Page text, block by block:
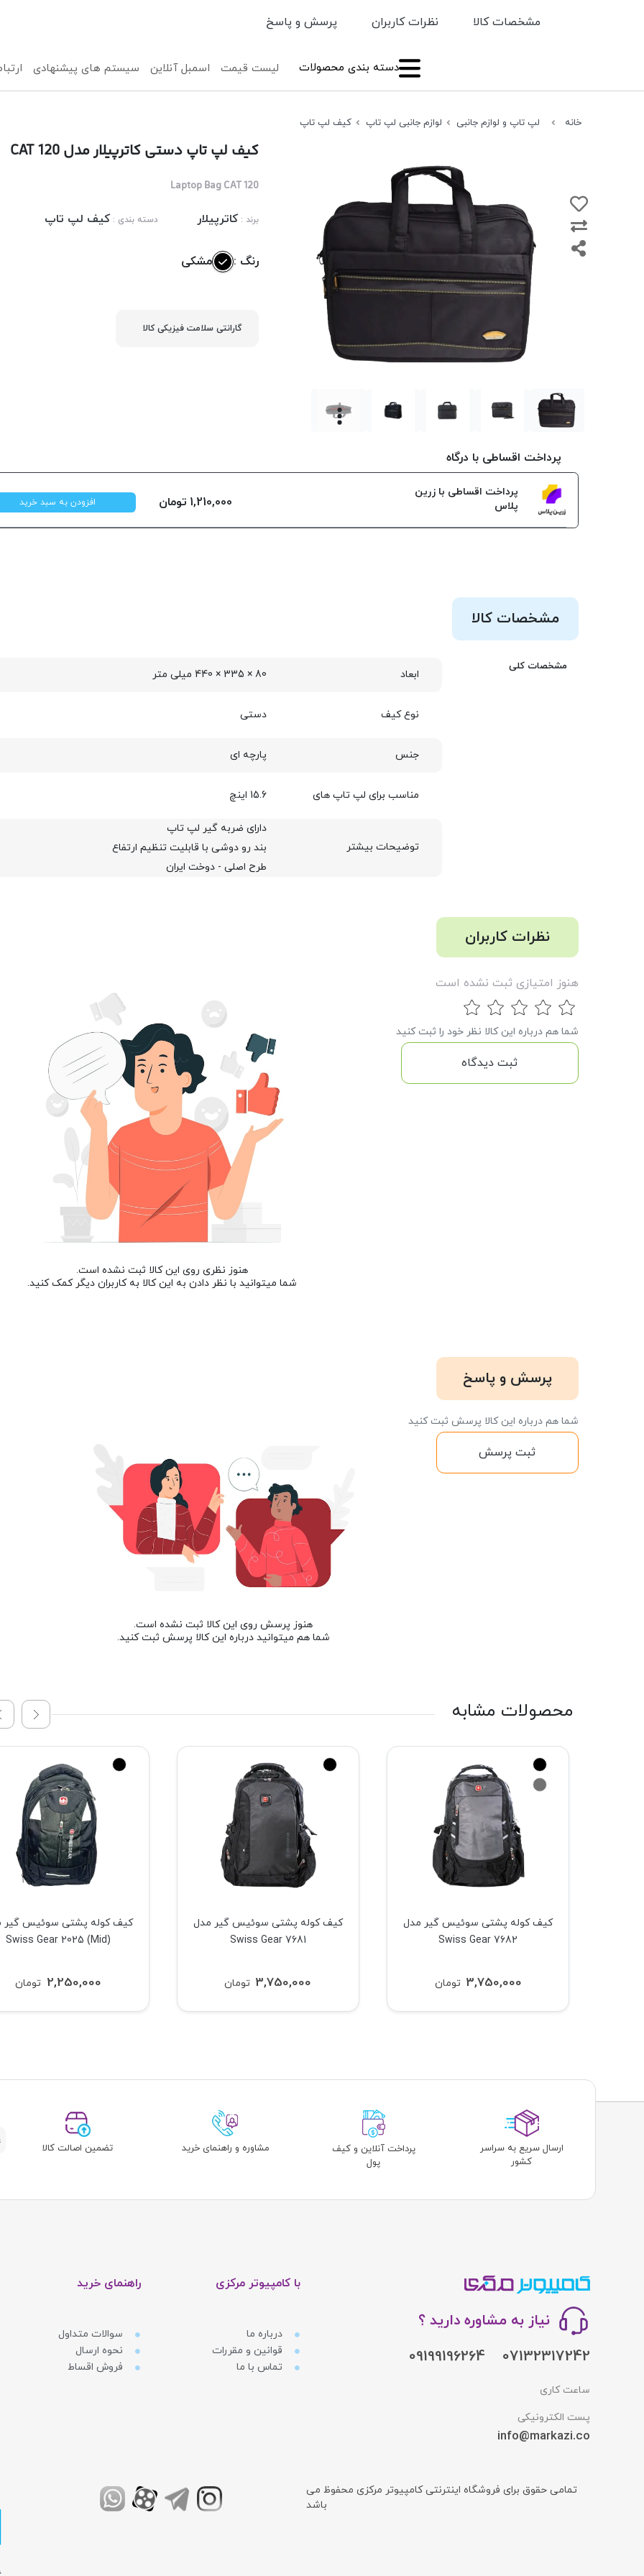
لیست قیمت اسمبل آنلاین سیستم های پیشنهادی دسته بندی محصولات
مشخصات کالا نظرات کاربران پرسش و پاسخ
خانه لپ تاپ و لوازم جانبی لوازم جانبی لپ تاپ کیف لپ تاپ
کیف لپ تاپ دستی کاترپیلار مدل CAT 120
Laptop Bag CAT 120
برند : کاترپیلار دسته بندی : کیف لپ تاپ
رنگ : مشکی
گارانتی سلامت فیزیکی کالا
پرداخت اقساطی با درگاه
پرداخت اقساطی با زرین
پلاس
1,210,000 تومان افزودن به سبد خرید
مشخصات کالا
مشخصات کلی
ابعاد 80 × 335 × 440 میلی‌ متر
نوع کیف دستی
جنس پارچه ای
مناسب برای لپ تاپ های 15.6 اینچ
توضیحات بیشتر
دارای ضربه گیر لپ تاپ
بند رو دوشی با قابلیت تنظیم ارتفاع
طرح اصلی - دوخت ایران
نظرات کاربران
هنوز امتیازی ثبت نشده است
شما هم درباره این کالا نظر خود را ثبت کنید
ثبت دیدگاه
هنوز نظری روی این کالا ثبت نشده است.
شما میتوانید با نظر دادن به این کالا به کاربران دیگر کمک کنید.
پرسش و پاسخ
شما هم درباره این کالا پرسش ثبت کنید
ثبت پرسش
هنوز پرسش روی این کالا ثبت نشده است.
شما هم میتوانید درباره این کالا پرسش ثبت کنید.
محصولات مشابه
کیف کوله پشتی سوئیس گیر
(Mid) Swiss Gear 2025
تومان 2,250,000
کیف کوله پشتی سوئیس گیر مدل
Swiss Gear 7681
تومان 3,750,000
کیف کوله پشتی سوئیس گیر مدل
Swiss Gear 7682
تومان 3,750,000
ارسال سریع به سراسر
کشور
پرداخت آنلاین و کیف
پول
مشاوره و راهنمای خرید تضمین اصالت کالا
نیاز به مشاوره دارید ؟
07132317242
09199196264
ساعت کاری
پست الکترونیکی
info@markazi.co
با کامپیوتر مرکزی
درباره ما
قوانین و مقررات
تماس با ما
راهنمای خرید
سوالات متداول
نحوه ارسال
فروش اقساط
تمامی حقوق برای فروشگاه اینترنتی کامپیوتر مرکزی محفوظ می
باشد